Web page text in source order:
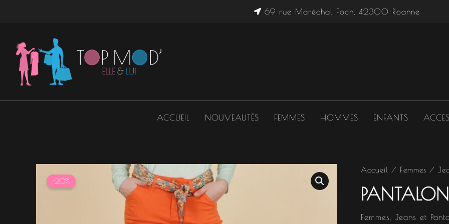
69 rue Maréchal Foch, 42300 Roanne
ACCUEIL NOUVEAUTÉS FEMMES HOMMES ENFANTS
-20%
Accueil / Femmes /
Femmes Jeans et
Le
prix
initial
quantité
Pantalon
chino